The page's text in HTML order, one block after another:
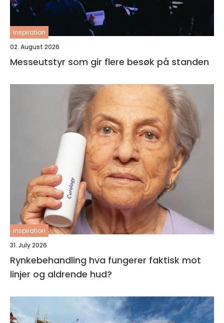
inspiration
02. August 2026
Messeutstyr som gir flere besøk på standen
inspiration
31. July 2026
Rynkebehandling hva fungerer faktisk mot
linjer og aldrende hud?